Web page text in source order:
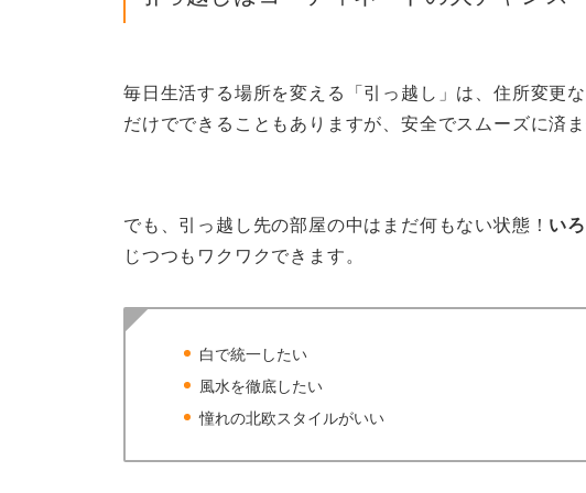
毎日生活する場所を変える「引っ越し」は、住所変更
だけでできることもありますが、安全でスムーズに済
でも、引っ越し先の部屋の中はまだ何もない状態！ い
じつつもワクワクできます。
白で統一したい
風水を徹底したい
憧れの北欧スタイルがいい